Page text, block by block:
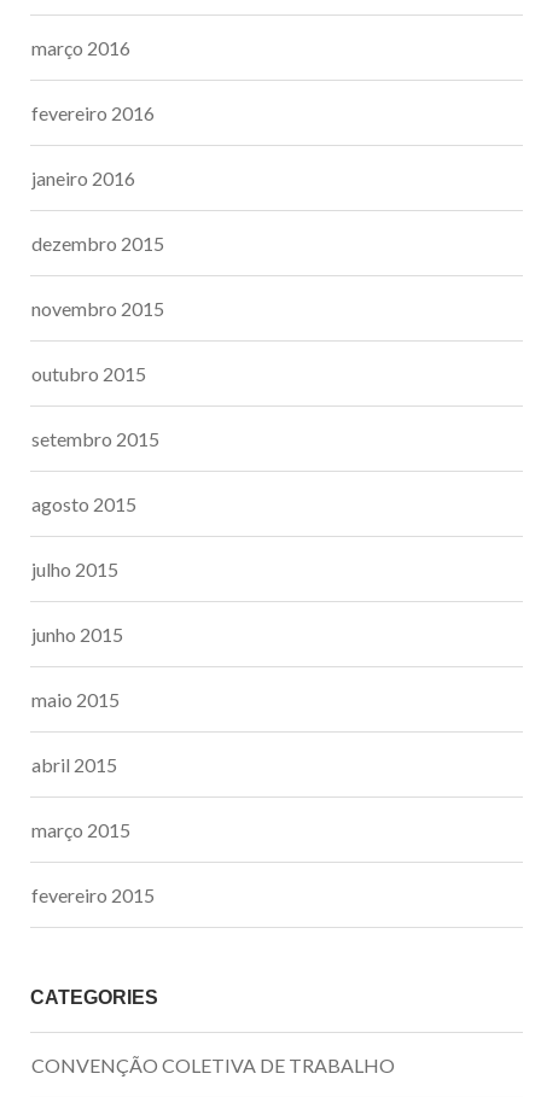
março 2016
fevereiro 2016
janeiro 2016
dezembro 2015
novembro 2015
outubro 2015
setembro 2015
agosto 2015
julho 2015
junho 2015
maio 2015
abril 2015
março 2015
fevereiro 2015
CATEGORIES
CONVENÇÃO COLETIVA DE TRABALHO